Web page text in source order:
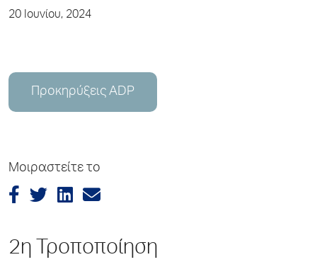
20 Ιουνίου, 2024
Προκηρύξεις ADP
Μοιραστείτε το
2η Τροποποίηση